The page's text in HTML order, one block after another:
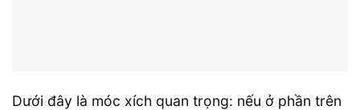
Dưới đây là móc xích quan trọng: nếu ở phần trên